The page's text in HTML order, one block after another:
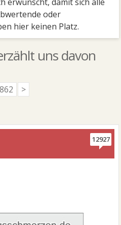
oder
hier keinen Platz.
uns davon
862 >
12927